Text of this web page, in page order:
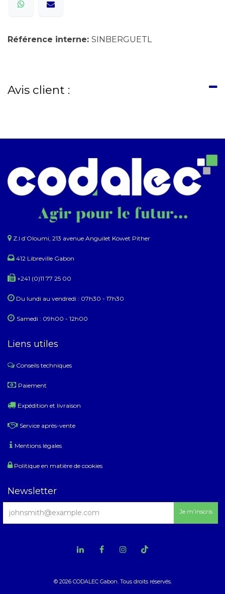
Référence interne: SINBERGUETL
Avis client :
Z.I d’Oloumi, 213 avenue Anguilet Kowet Pither​
412 Libreville Gabon
+241 (0)11 77 25 00
Du lundi au ​​vendredi : 07h30 - 17h30
Samedi : 09h00 - 12h00
Liens utiles
Conseils techniques
​ Paiement
Expédition et livraison
Service après-vente
Mentions légales
Politique en matière de cookies
© 2026 CODALEC Gabon. Tous droits réservés.
Newsletter
Je m’inscris